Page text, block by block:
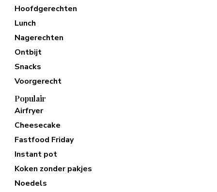
Hoofdgerechten
Lunch
Nagerechten
Ontbijt
Snacks
Voorgerecht
Populair
Airfryer
Cheesecake
Fastfood Friday
Instant pot
Koken zonder pakjes
Noedels